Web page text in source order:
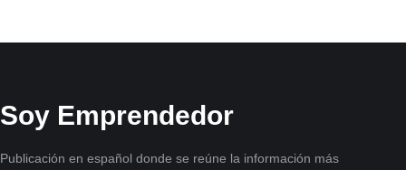
Soy Emprendedor
Publicación en español donde se reúne la información más